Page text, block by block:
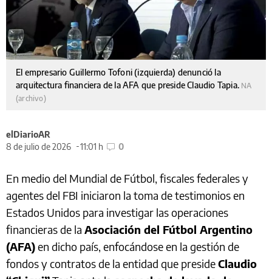
El empresario Guillermo Tofoni (izquierda) denunció la
arquitectura financiera de la AFA que preside Claudio Tapia. NA
(archivo)
elDiarioAR
8 de julio de 2026
11:01 h 0
En medio del Mundial de Fútbol, fiscales federales y
agentes del FBI iniciaron la toma de testimonios en
Estados Unidos para investigar las operaciones
financieras de la Asociación del Fútbol Argentino
(AFA)en dicho país, enfocándose en la gestión de
fondos y contratos de la entidad que presideClaudio